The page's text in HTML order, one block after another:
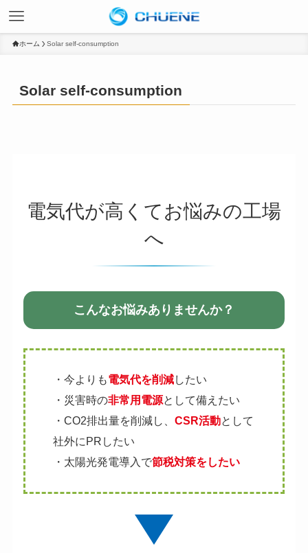
ホーム Solar self-consumption
Solar self-consumption
電気代が高くてお悩みの工場
へ
こんなお悩みありませんか？
・今よりも電気代を削減したい
・災害時の非常用電源として備えたい
・CO2排出量を削減し、 CSR活動として
社外にPRしたい
・太陽光発電導入で節税対策をしたい